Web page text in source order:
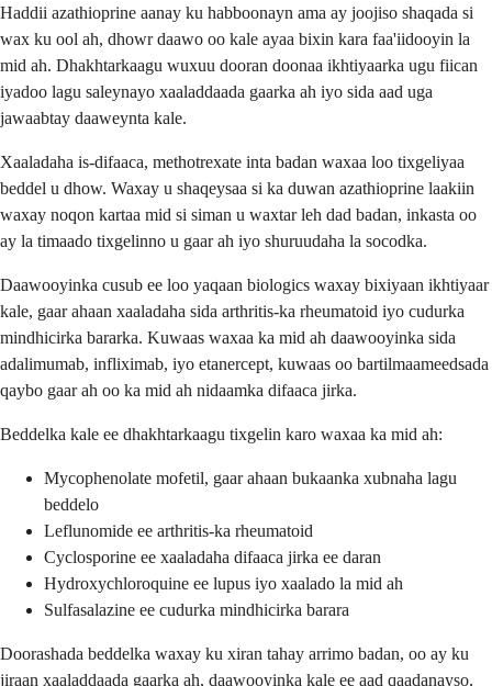
Haddii azathioprine aanay ku habboonayn ama ay joojiso shaqada si
wax ku ool ah, dhowr daawo oo kale ayaa bixin kara faa'iidooyin la
mid ah. Dhakhtarkaagu wuxuu dooran doonaa ikhtiyaarka ugu fiican
iyadoo lagu saleynayo xaaladdaada gaarka ah iyo sida aad uga
jawaabtay daaweynta kale.
Xaaladaha is-difaaca, methotrexate inta badan waxaa loo tixgeliyaa
beddel u dhow. Waxay u shaqeysaa si ka duwan azathioprine laakiin
waxay noqon kartaa mid si siman u waxtar leh dad badan, inkasta oo
ay la timaado tixgelinno u gaar ah iyo shuruudaha la socodka.
Daawooyinka cusub ee loo yaqaan biologics waxay bixiyaan ikhtiyaar
kale, gaar ahaan xaaladaha sida arthritis-ka rheumatoid iyo cudurka
mindhicirka bararka. Kuwaas waxaa ka mid ah daawooyinka sida
adalimumab, infliximab, iyo etanercept, kuwaas oo bartilmaameedsada
qaybo gaar ah oo ka mid ah nidaamka difaaca jirka.
Beddelka kale ee dhakhtarkaagu tixgelin karo waxaa ka mid ah:
Mycophenolate mofetil, gaar ahaan bukaanka xubnaha lagu
beddelo
Leflunomide ee arthritis-ka rheumatoid
Cyclosporine ee xaaladaha difaaca jirka ee daran
Hydroxychloroquine ee lupus iyo xaalado la mid ah
Sulfasalazine ee cudurka mindhicirka barara
Doorashada beddelka waxay ku xiran tahay arrimo badan, oo ay ku
jiraan xaaladdaada gaarka ah, daawooyinka kale ee aad qaadanayso,